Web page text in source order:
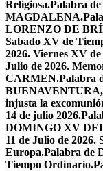
Religiosa.Palabra
MAGDALENA.
LORENZO DE
Sabado XV de
2026. Viernes XV
Julio de 2026.
CARMEN.Palabra
BUENAVENTURA,
injusta la
14 de julio 2026.
DOMINGO XV
11 de Julio de
Europa.Palabra de
Tiempo Ordinario.